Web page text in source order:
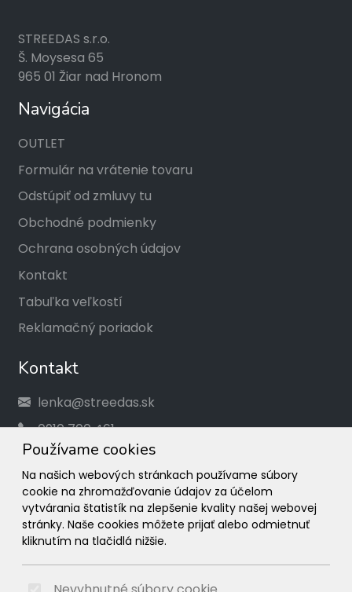
Používame cookies
Na našich webových stránkach používame súbory
cookie na zhromažďovanie údajov za účelom
vytvárania štatistík na zlepšenie kvality našej webovej
stránky. Naše cookies môžete prijať alebo odmietnuť
kliknutím na tlačidlá nižšie.
STREEDAS s.r.o.
Š. Moysesa 65
965 01 Žiar nad Hronom
Navigácia
OUTLET
Formulár na vrátenie tovaru
Odstúpiť od zmluvy tu
Obchodné podmienky
Ochrana osobných údajov
Kontakt
Tabuľka veľkostí
Reklamačný poriadok
Kontakt
lenka@streedas.sk
0910 700 461
Social
Facebook
Instagram
© 2026 Arrabella s.r.o., mayabella s.r.o., Všetky práva
vyhradené.